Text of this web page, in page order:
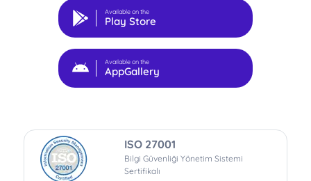
Available on the
Play Store
Available on the
AppGallery
ISO 27001
Bilgi Güvenliği Yönetim Sistemi
Sertifikalı